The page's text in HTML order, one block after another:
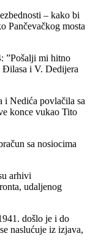
– kako bi
Pančevačkog mosta
”Pošalji mi hitno
Đilasa i V. Dedijera
i Nedića povlačila sa
konce vukao Tito
sa nosiocima
arhivi
udaljenog
došlo je i do
naslućuje iz izjava,